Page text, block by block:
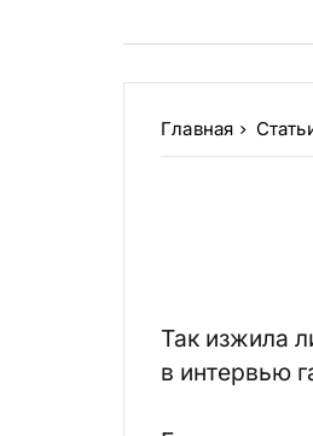
Главная
Так изжила
в интервью